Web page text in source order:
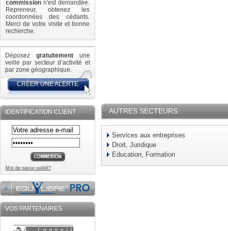
commission n'est demandée.
Repreneur, obtenez les
coordonnées des cédants.
Merci de votre visite et bonne
recherche.
Déposez gratuitement une
veille par secteur d’activité et
par zone géographique.
CRÉER UNE ALERTE
IDENTIFICATION CLIENT
Mot de passe oublié?
VOS PARTENAIRES
AUTRES SECTEURS :
Services aux entreprises
Droit, Juridique
Education, Formation